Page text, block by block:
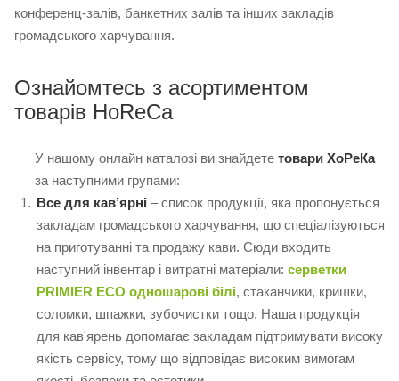
конференц-залів, банкетних залів та інших закладів
громадського харчування.
Ознайомтесь з асортиментом
товарів HoReCa
У нашому онлайн каталозі ви знайдете товари ХоРеКа
за наступними групами:
Все для кав’ярні – список продукції, яка пропонується
закладам громадського харчування, що спеціалізуються
на приготуванні та продажу кави. Сюди входить
наступний інвентар і витратні матеріали: серветки
PRIMIER ECO одношарові білі, стаканчики, кришки,
соломки, шпажки, зубочистки тощо. Наша продукція
для кав'ярень допомагає закладам підтримувати високу
якість сервісу, тому що відповідає високим вимогам